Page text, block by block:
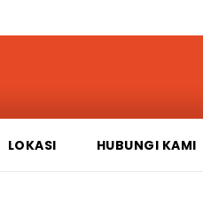
LOKASI HUBUNGI KAMI